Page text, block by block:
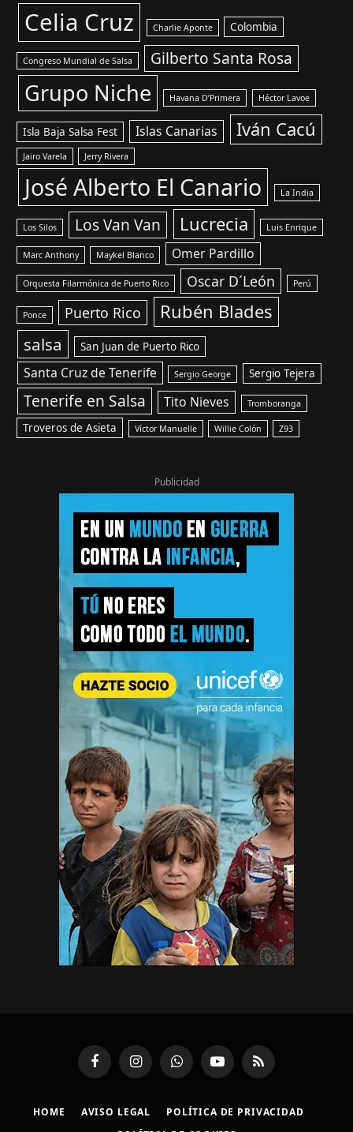
Celia Cruz Charlie Aponte Colombia
Congreso Mundial de Salsa Gilberto Santa Rosa
Grupo Niche Havana D’Primera Héctor Lavoe
Isla Baja Salsa Fest Islas Canarias Iván Cacú
Jairo Varela Jerry Rivera
José Alberto El Canario La India
Los Silos Los Van Van Lucrecia Luis Enrique
Marc Anthony Maykel Blanco Omer Pardillo
Orquesta Filarmónica de Puerto Rico Oscar D´León Perú
Ponce Puerto Rico Rubén Blades
salsa San Juan de Puerto Rico
Santa Cruz de Tenerife Sergio George Sergio Tejera
Tenerife en Salsa Tito Nieves Tromboranga
Troveros de Asieta Víctor Manuelle Willie Colón Z93
Publicidad
FacebookInstagramWhatsAppYouTubeRSS
HOME AVISO LEGAL
POLÍTICA DE PRIVACIDAD